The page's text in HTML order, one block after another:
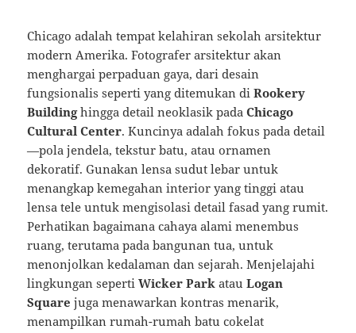
Chicago adalah tempat kelahiran sekolah arsitektur
modern Amerika. Fotografer arsitektur akan
menghargai perpaduan gaya, dari desain
fungsionalis seperti yang ditemukan diRookery
Buildinghingga detail neoklasik padaChicago
Cultural Center. Kuncinya adalah fokus pada detail
—pola jendela, tekstur batu, atau ornamen
dekoratif. Gunakan lensa sudut lebar untuk
menangkap kemegahan interior yang tinggi atau
lensa tele untuk mengisolasi detail fasad yang rumit.
Perhatikan bagaimana cahaya alami menembus
ruang, terutama pada bangunan tua, untuk
menonjolkan kedalaman dan sejarah. Menjelajahi
lingkungan sepertiWicker Park atauLogan
Square juga menawarkan kontras menarik,
menampilkan rumah-rumah batu cokelat